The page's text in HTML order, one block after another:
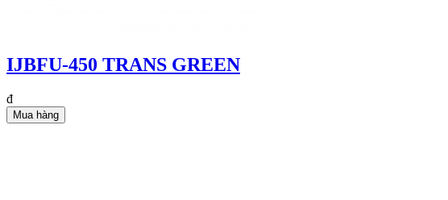
IJBFU-450 TRANS GREEN
đ